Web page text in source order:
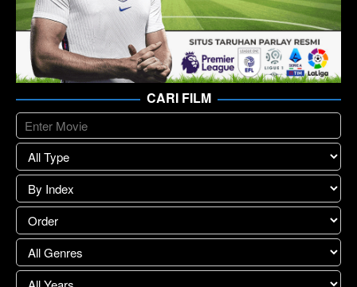
CARI FILM